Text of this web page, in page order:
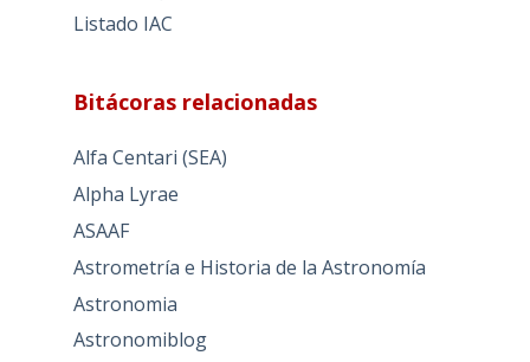
Listado IAC
Bitácoras relacionadas
Alfa Centari (SEA)
Alpha Lyrae
ASAAF
Astrometría e Historia de la Astronomía
Astronomia
Astronomiblog